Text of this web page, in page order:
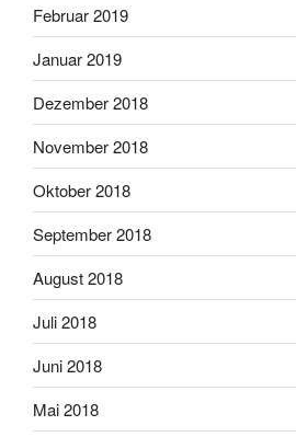
Februar 2019
Januar 2019
Dezember 2018
November 2018
Oktober 2018
September 2018
August 2018
Juli 2018
Juni 2018
Mai 2018